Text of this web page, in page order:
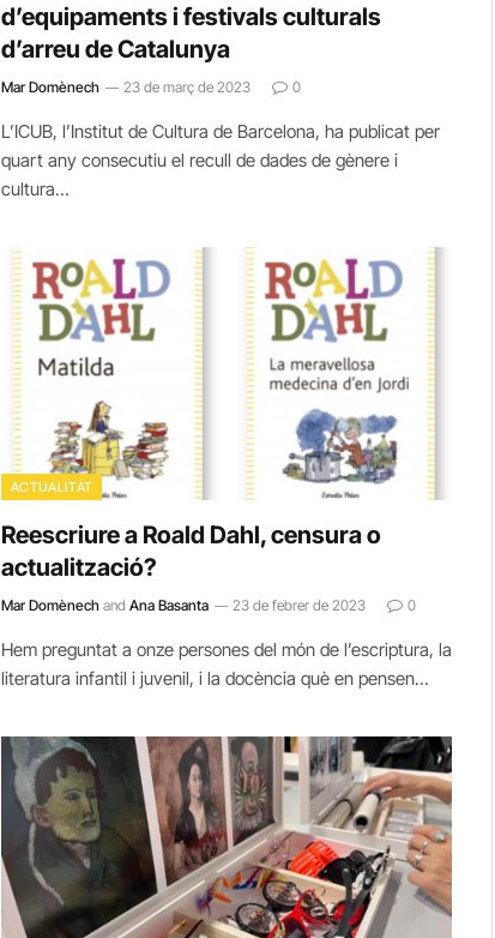
d’equipaments i festivals culturals
d’arreu de Catalunya
Mar Domènech 23 de març de 2023 0
L’ICUB, l’Institut de Cultura de Barcelona, ha publicat per
quart any consecutiu el recull de dades de gènere i
cultura…
ACTUALITAT
Reescriure a Roald Dahl, censura o
actualització?
Mar Domènech and Ana Basanta 23 de febrer de 2023 0
Hem preguntat a onze persones del món de l’escriptura, la
literatura infantil i juvenil, i la docència què en pensen…